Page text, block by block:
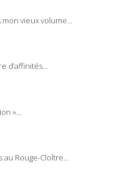
mon vieux volume...
d’affinités...
»...
Rouge-Cloître...